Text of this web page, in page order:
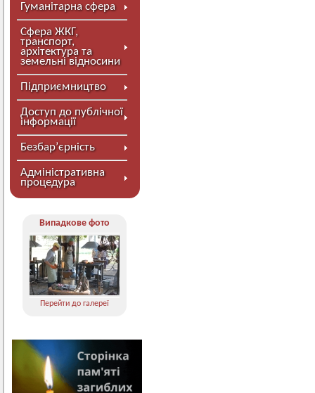
Гуманітарна сфера
Сфера ЖКГ,
транспорт,
архітектура та
земельні відносини
Підприємництво
Доступ до публічної
інформації
Безбар’єрність
Адміністративна
процедура
Випадкове фото
Перейти до галереї